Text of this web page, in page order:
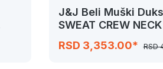
J&J Beli Muški
SWEAT CREW NECK
RSD 3,353.00*
RSD